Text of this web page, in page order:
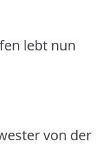
lebt nun
von der